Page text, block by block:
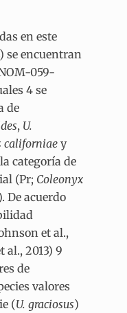
en este
se encuentran
059-
4 se
de
, U.
californiaey
categoría de
(Pr; Coleonyx
De acuerdo
et al.,
al., 2013) 9
de
valores
(U. graciosus)